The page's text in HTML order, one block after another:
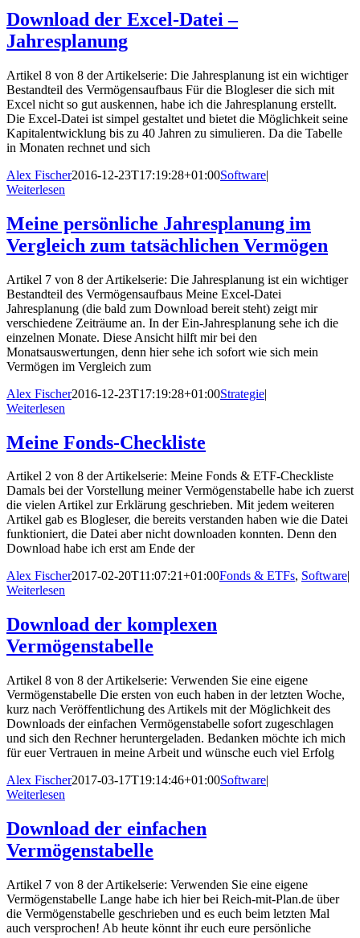
Download der Excel-Datei –
Jahresplanung
Artikel 8 von 8 der Artikelserie: Die Jahresplanung ist ein wichtiger
Bestandteil des Vermögensaufbaus Für die Blogleser die sich mit
Excel nicht so gut auskennen, habe ich die Jahresplanung erstellt.
Die Excel-Datei ist simpel gestaltet und bietet die Möglichkeit seine
Kapitalentwicklung bis zu 40 Jahren zu simulieren. Da die Tabelle
in Monaten rechnet und sich
Alex Fischer2016-12-23T17:19:28+01:00Software|
Weiterlesen
Meine persönliche Jahresplanung im
Vergleich zum tatsächlichen Vermögen
Artikel 7 von 8 der Artikelserie: Die Jahresplanung ist ein wichtiger
Bestandteil des Vermögensaufbaus Meine Excel-Datei
Jahresplanung (die bald zum Download bereit steht) zeigt mir
verschiedene Zeiträume an. In der Ein-Jahresplanung sehe ich die
einzelnen Monate. Diese Ansicht hilft mir bei den
Monatsauswertungen, denn hier sehe ich sofort wie sich mein
Vermögen im Vergleich zum
Alex Fischer2016-12-23T17:19:28+01:00Strategie|
Weiterlesen
Meine Fonds-Checkliste
Artikel 2 von 8 der Artikelserie: Meine Fonds & ETF-Checkliste
Damals bei der Vorstellung meiner Vermögenstabelle habe ich zuerst
die vielen Artikel zur Erklärung geschrieben. Mit jedem weiteren
Artikel gab es Blogleser, die bereits verstanden haben wie die Datei
funktioniert, die Datei aber nicht downloaden konnten. Denn den
Download habe ich erst am Ende der
Alex Fischer2017-02-20T11:07:21+01:00Fonds & ETFs, Software
Weiterlesen
Download der komplexen
Vermögenstabelle
Artikel 8 von 8 der Artikelserie: Verwenden Sie eine eigene
Vermögenstabelle Die ersten von euch haben in der letzten Woche,
kurz nach Veröffentlichung des Artikels mit der Möglichkeit des
Downloads der einfachen Vermögenstabelle sofort zugeschlagen
und sich den Rechner heruntergeladen. Bedanken möchte ich mich
für euer Vertrauen in meine Arbeit und wünsche euch viel Erfolg
Alex Fischer2017-03-17T19:14:46+01:00Software|
Weiterlesen
Download der einfachen
Vermögenstabelle
Artikel 7 von 8 der Artikelserie: Verwenden Sie eine eigene
Vermögenstabelle Lange habe ich hier bei Reich-mit-Plan.de über
die Vermögenstabelle geschrieben und es euch beim letzten Mal
auch versprochen! Ab heute könnt ihr euch eure persönliche